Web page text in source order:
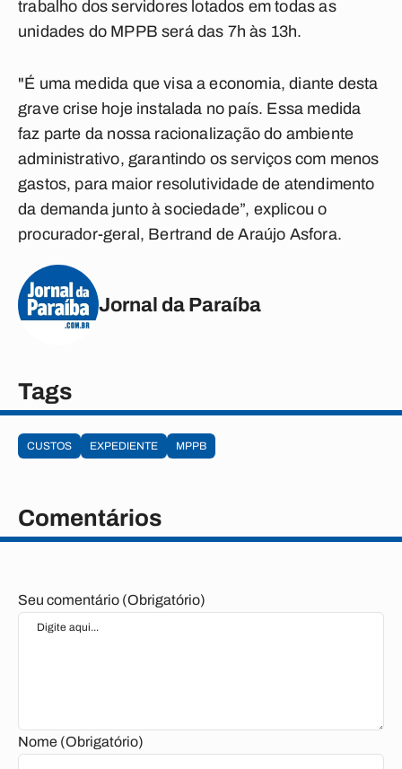
trabalho dos servidores lotados em todas as
unidades do MPPB será das 7h às 13h.
"É uma medida que visa a economia, diante desta
grave crise hoje instalada no país. Essa medida
faz parte da nossa racionalização do ambiente
administrativo, garantindo os serviços com menos
gastos, para maior resolutividade de atendimento
da demanda junto à sociedade”, explicou o
procurador-geral, Bertrand de Araújo Asfora.
Jornal da Paraíba
Tags
CUSTOS EXPEDIENTE MPPB
Comentários
Seu comentário (Obrigatório)
Nome (Obrigatório)